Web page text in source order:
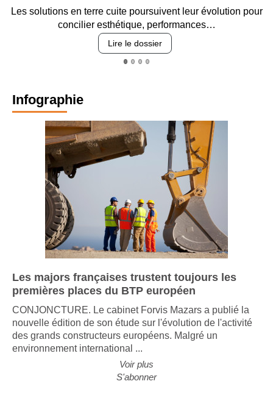
Les solutions en terre cuite poursuivent leur évolution pour
concilier esthétique, performances…
Lire le dossier
Infographie
Les majors françaises trustent toujours les
premières places du BTP européen
CONJONCTURE. Le cabinet Forvis Mazars a publié la
nouvelle édition de son étude sur l'évolution de l'activité
des grands constructeurs européens. Malgré un
environnement international ...
Voir plus
S'abonner